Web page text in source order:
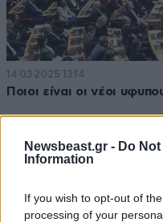
Newsbeast.gr - Do
Information
If you wish to opt-out of
processing of your
14·03·2025 13:14
Ποιοι είναι οι νέοι